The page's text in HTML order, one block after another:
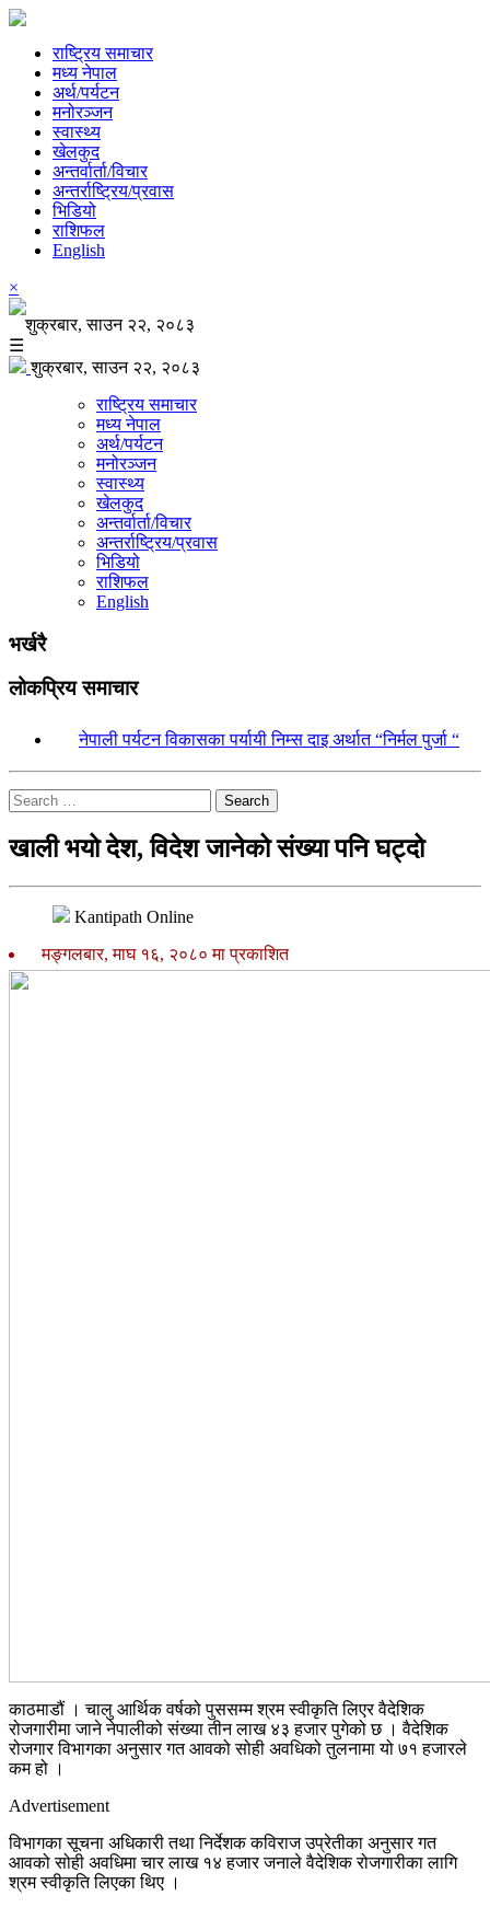
राष्ट्रिय समाचार
मध्य नेपाल
अर्थ/पर्यटन
मनोरञ्जन
स्वास्थ्य
खेलकुद
अन्तर्वार्ता/विचार
अन्तर्राष्ट्रिय/प्रवास
भिडियो
राशिफल
English
×
शुक्रबार, साउन २२, २०८३
☰
शुक्रबार, साउन २२, २०८३
राष्ट्रिय समाचार
मध्य नेपाल
अर्थ/पर्यटन
मनोरञ्जन
स्वास्थ्य
खेलकुद
अन्तर्वार्ता/विचार
अन्तर्राष्ट्रिय/प्रवास
भिडियो
राशिफल
English
भर्खरै
लोकप्रिय समाचार
नेपाली पर्यटन विकासका पर्यायी निम्स दाइ अर्थात “निर्मल पुर्जा “
Search
खाली भयो देश, विदेश जानेको संख्या पनि घट्दो
Kantipath Online
मङ्गलबार, माघ १६, २०८० मा प्रकाशित
काठमाडौं । चालु आर्थिक वर्षको पुससम्म श्रम स्वीकृति लिएर वैदेशिक
रोजगारीमा जाने नेपालीको संख्या तीन लाख ४३ हजार पुगेको छ । वैदेशिक
रोजगार विभागका अनुसार गत आवको सोही अवधिको तुलनामा यो ७१ हजारले
कम हो ।
Advertisement
विभागका सूचना अधिकारी तथा निर्देशक कविराज उप्रेतीका अनुसार गत
आवको सोही अवधिमा चार लाख १४ हजार जनाले वैदेशिक रोजगारीका लागि
श्रम स्वीकृति लिएका थिए ।